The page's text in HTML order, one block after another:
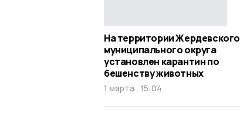
На территории Жердевского
муниципального округа
установлен карантин по
бешенству животных
1 марта , 15:04